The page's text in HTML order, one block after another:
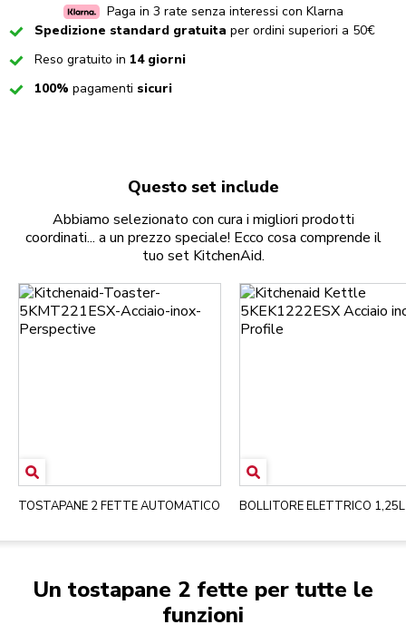
Paga in 3 rate senza interessi con Klarna
CheckedSpedizione standard gratuita per ordini superiori a 50€
CheckedReso gratuito in 14 giorni
Checked
100% pagamenti sicuri
Questo set include
Abbiamo selezionato con cura i migliori prodotti
coordinati... a un prezzo speciale! Ecco cosa comprende il
tuo set KitchenAid.
TOSTAPANE 2 FETTE AUTOMATICO BOLLITORE ELETTRICO 1,25L
Un tostapane 2 fette per tutte le
funzioni